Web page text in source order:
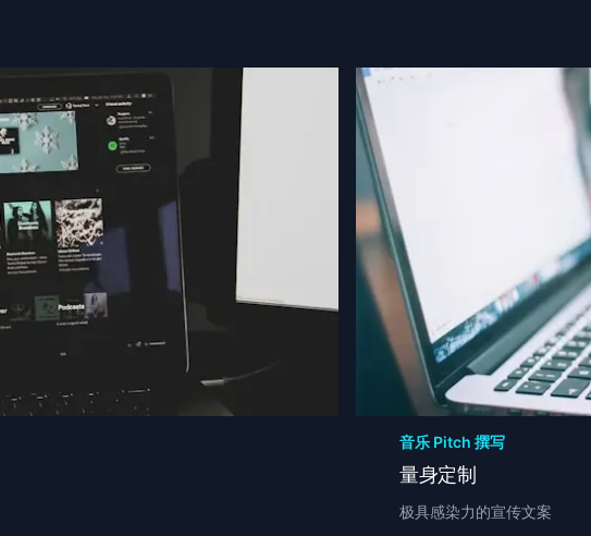
音乐 Pitch 撰写
量身定制
极具感染力的宣传文案